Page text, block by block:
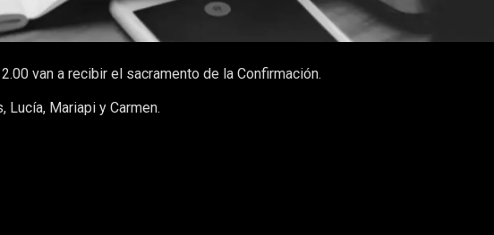
van a recibir el sacramento de la Confirmación.
Lucía, Mariapi y Carmen.